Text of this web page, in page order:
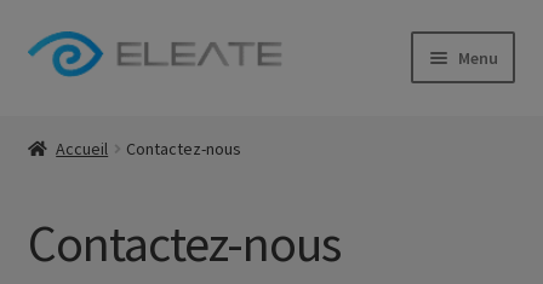
Aller
navigation
Aller
Menu
Nos réalisations
Accueil Contactez-nous
Contactez-nous